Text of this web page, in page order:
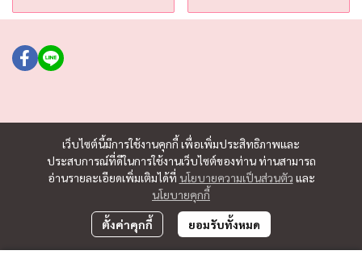
เว็บไซต์นี้มีการใช้งานคุกกี้ เพื่อเพิ่มประสิทธิภาพและ
ประสบการณ์ที่ดีในการใช้งานเว็บไซต์ของท่าน ท่านสามารถ
อ่านรายละเอียดเพิ่มเติมได้ที่ นโยบายความเป็นส่วนตัว และ
นโยบายคุกกี้
ตั้งค่าคุกกี้ ยอมรับทั้งหมด